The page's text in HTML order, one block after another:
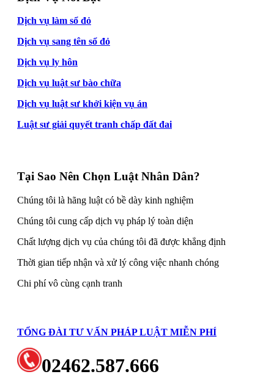
Dịch vụ làm sổ đỏ
Dịch vụ sang tên sổ đỏ
Dịch vụ ly hôn
Dịch vụ luật sư bào chữa
Dịch vụ luật sư khởi kiện vụ án
Luật sư giải quyết tranh chấp đất đai
Tại Sao Nên Chọn Luật Nhân Dân?
Chúng tôi là hãng luật có bề dày kinh nghiệm
Chúng tôi cung cấp dịch vụ pháp lý toàn diện
Chất lượng dịch vụ của chúng tôi đã được khẳng định
Thời gian tiếp nhận và xử lý công việc nhanh chóng
Chi phí vô cùng cạnh tranh
TỔNG ĐÀI TƯ VẤN PHÁP LUẬT MIỄN PHÍ
02462.587.666